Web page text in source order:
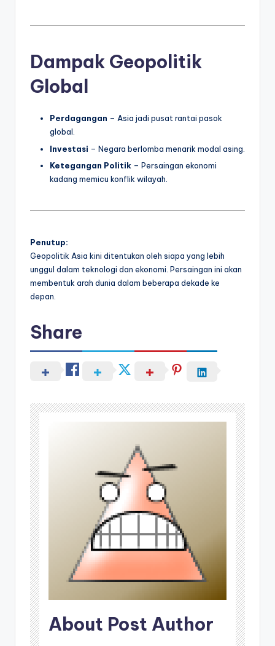
Dampak Geopolitik
Global
Perdagangan – Asia jadi pusat rantai pasok
global.
Investasi – Negara berlomba menarik modal asing.
Ketegangan Politik – Persaingan ekonomi
kadang memicu konflik wilayah.
Penutup:
Geopolitik Asia kini ditentukan oleh siapa yang lebih
unggul dalam teknologi dan ekonomi. Persaingan ini akan
membentuk arah dunia dalam beberapa dekade ke
depan.
Share
About Post Author